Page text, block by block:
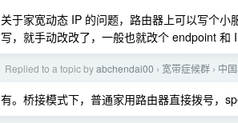
关于家宽动态 IP 的问题，路由器上可以写个
写，就手动改改了，一般也就改个 endpoint 和
Replied to a topic byabchendai00 › 宽带症候群 › 中
有。桥接模式下，普通家用路由器直接拨号，